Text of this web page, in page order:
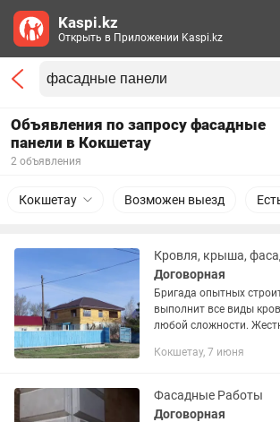
Объявления по запросу фасадные
панели в Кокшетау
2 объявления
Кокшетау Возможен выезд
Договорная
Бригада опытных
выполнит все виды
любой сложности.
битумная черепица),
Кокшетау, 7 июня
Фасадные Работы
Договорная
Kaspi.kz
Открыть в Приложении Kaspi.kz